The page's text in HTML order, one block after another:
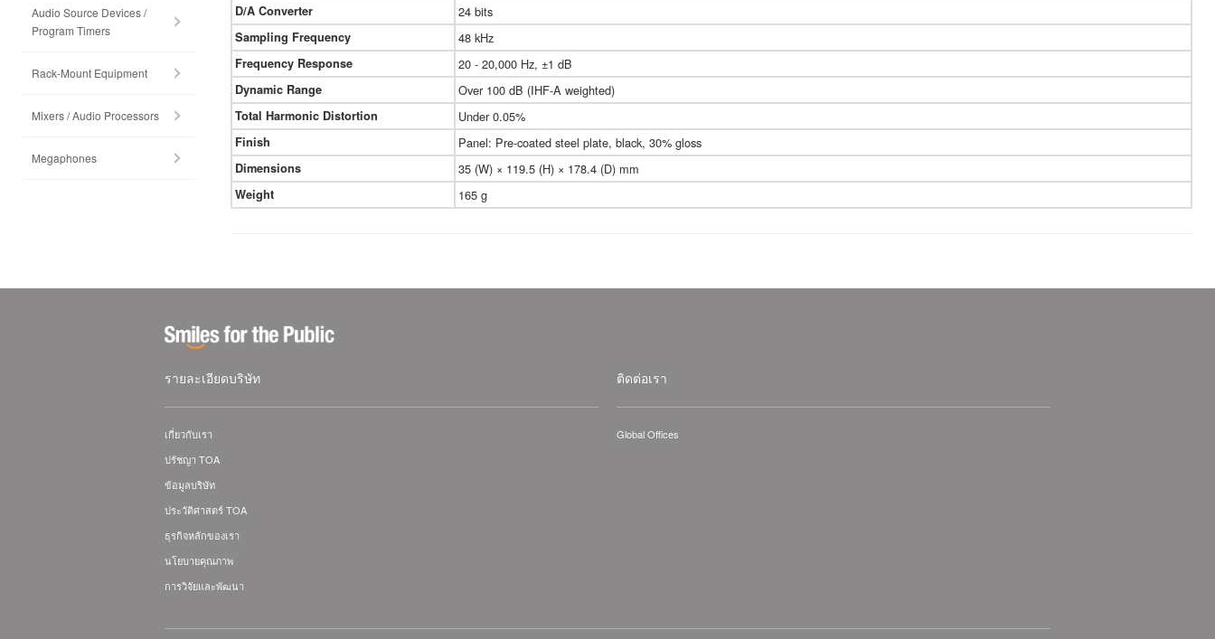
D/A Converter 24 bits
Sampling Frequency 48 kHz
Frequency Response 20 - 20,000 Hz, ±1 dB
Dynamic Range Over 100 dB (IHF-A weighted)
Total Harmonic Distortion Under 0.05%
Finish Panel: Pre-coated steel plate, black, 30% gloss
Dimensions 35 (W) × 119.5 (H) × 178.4 (D) mm
Weight 165 g
Audio Source Devices /
Program Timers
Rack-Mount Equipment
Mixers / Audio Processors
Megaphones
รายละเอียดบริษัท
เกี่ยวกับเรา
ปรัชญา TOA
ข้อมูลบริษัท
ประวัติศาสตร์ TOA
ธุรกิจหลักของเรา
นโยบายคุณภาพ
การวิจัยและพัฒนา
ติดต่อเรา
Global Offices